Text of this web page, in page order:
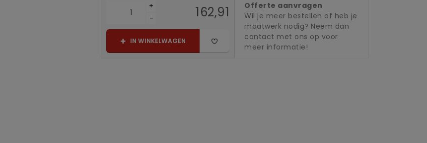
+
-
162,91
IN WINKELWAGEN
Offerte aanvragen
Wil je meer bestellen of heb je
maatwerk nodig? Neem dan
contact met ons op voor
meer informatie!